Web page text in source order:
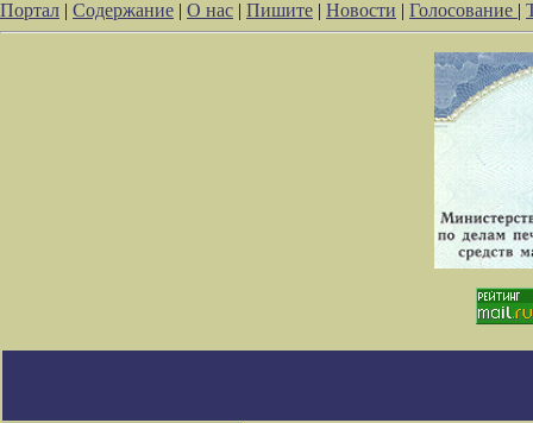
Портал | Содержание | О нас | Пишите | Новости | Голосование |